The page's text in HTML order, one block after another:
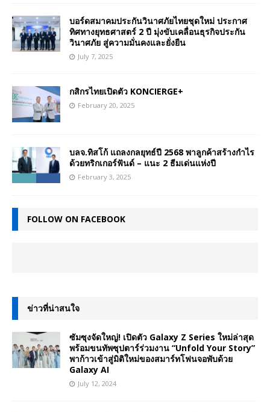
บอร์ดสมาคมประกันวินาศภัยไทยชุดใหม่ ประกาศ
ทิศทางยุทธศาสตร์ 2 ปี มุ่งขับเคลื่อนธุรกิจประกัน
วินาศภัย สู่ความมั่นคงและยั่งยืน
July 7, 2025
กสิกรไทยเปิดตัว KONCIERGE+
February 20, 2025
บลจ.ทิสโก้ แถลงกลยุทธ์ปี 2568 พาลูกค้าสร้างกำไร
ด้วยทริกเกอร์ฟันด์ – แนะ 2 ธีมเด่นแห่งปี
February 3, 2025
FOLLOW ON FACEBOOK
ข่าวที่น่าสนใจ
ซัมซุงจัดใหญ่! เปิดตัว Galaxy Z Series ใหม่ล่าสุด
พร้อมขนทัพซุปตาร์ร่วมงาน “Unfold Your Story”
พาก้าวเข้าสู่มิติใหม่ของสมาร์ทโฟนจอพับด้วย
Galaxy AI
July 12, 2024